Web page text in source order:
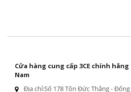
Cửa hàng cung cấp 3CE chính
Nam
Địa chỉ:Số 178 Tôn Đức Thắng -